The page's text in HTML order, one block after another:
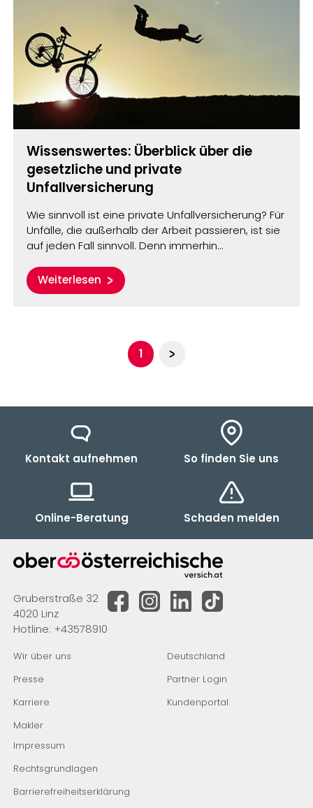
Wissenswertes: Überblick über die
gesetzliche und private
Unfallversicherung
Wie sinnvoll ist eine private Unfallversicherung? Für
Unfälle, die außerhalb der Arbeit passieren, ist sie
auf jeden Fall sinnvoll. Denn immerhin…
Weiterlesen
1 Seite 1
Kontakt aufnehmen So finden Sie uns
Online-Beratung Schaden melden
Gruberstraße 32
4020 Linz
Hotline: +43578910
Wir über uns
Presse
Karriere
Makler
Deutschland
Partner Login
Kundenportal
Impressum
Rechtsgrundlagen
Barrierefreiheitserklärung